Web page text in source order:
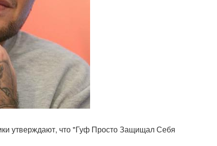
утверждают, что "Гуф Просто Защищал Себя